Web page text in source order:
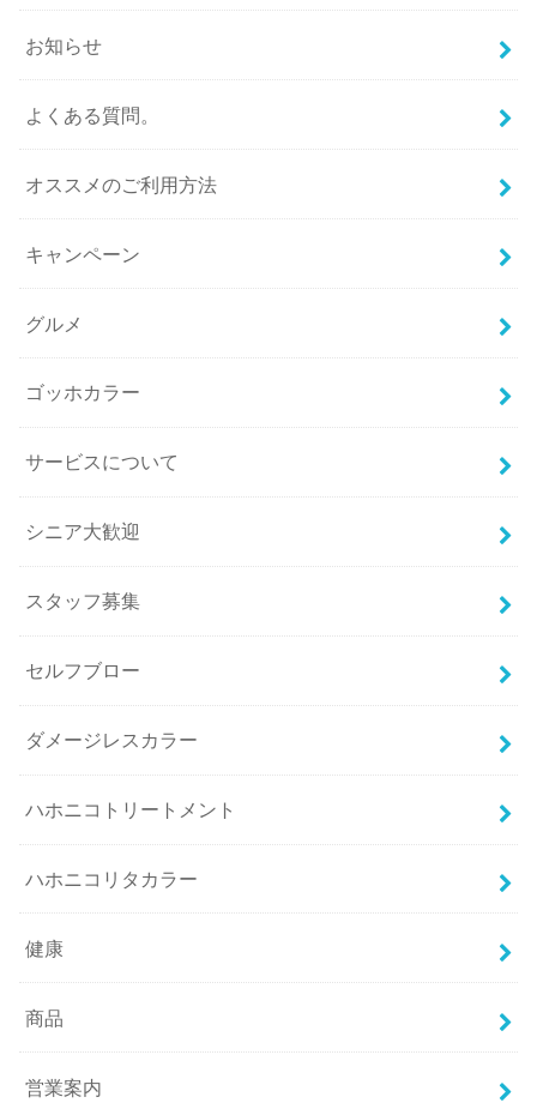
お知らせ
よくある質問。
オススメのご利用方法
キャンペーン
グルメ
ゴッホカラー
サービスについて
シニア大歓迎
スタッフ募集
セルフブロー
ダメージレスカラー
ハホニコトリートメント
ハホニコリタカラー
健康
商品
営業案内